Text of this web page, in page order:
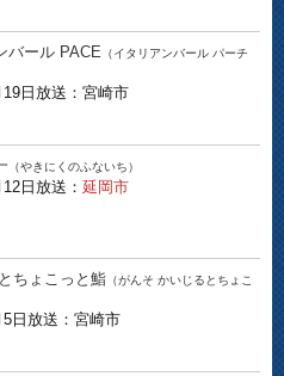
バール PACE （イタリアンバール パーチ
19日放送：宮崎市
（やきにくのふないち）
日放送： 延岡市
ちょこっと鮨 （がんそ かいじるとちょこ
5日放送：宮崎市